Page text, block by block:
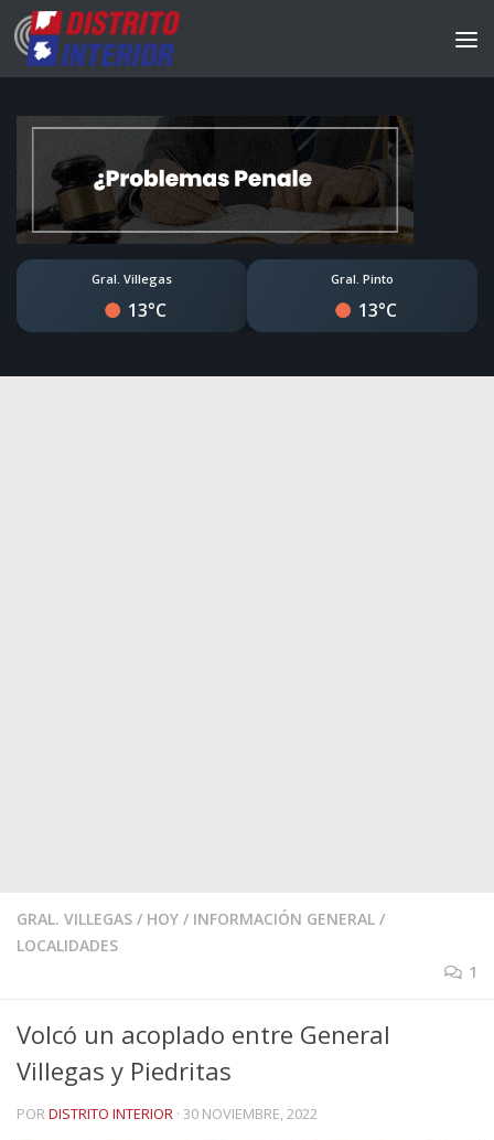
Gral. Villegas
13°C
Gral. Pinto
13°C
GRAL. VILLEGAS / HOY / INFORMACIÓN GENERAL /
LOCALIDADES
1
Volcó un acoplado entre General
Villegas y Piedritas
PORDISTRITO INTERIOR · 30 NOVIEMBRE, 2022